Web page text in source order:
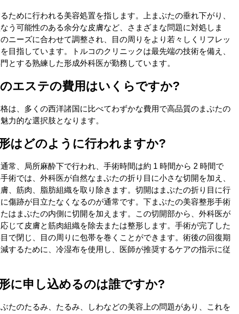
ために行われる美容処置を指します。上まぶたの垂れ下がり、
う可能性のある余分な皮膚など、さまざまな問題に対処しま
ニーズに合わせて調整され、目の周りをより若々しくリフレッ
目指しています。トルコのクリニックは最先端の技術を備え、
とする熟練した形成外科医が勤務しています。
エステの費用はいくらですか?
は、多くの西洋諸国に比べてわずかな費用で高品質のまぶたの
力的な選択肢となります。
はどのように行われますか?
常、局所麻酔下で行われ、手術時間は約 1 時間から 2 時間で
術では、外科医が自然なまぶたの折り目に小さな切開を加え、
、筋肉、脂肪組織を取り除きます。切開はまぶたの折り目に行
傷跡が目立たなくなるのが通常です。下まぶたの美容整形手術
はまぶたの内側に切開を加えます。この切開部から、外科医が
じて皮膚と筋肉組織を除去または整形します。手術が完了した
で閉じ、目の周りに包帯を巻くことができます。術後の回復期
するために、冷湿布を使用し、医師が推奨するケアの指示に従
に申し込めるのは誰ですか?
たのたるみ、たるみ、しわなどの美容上の問題があり、これを
お問い合わせ
メールアドレス
メッセージ